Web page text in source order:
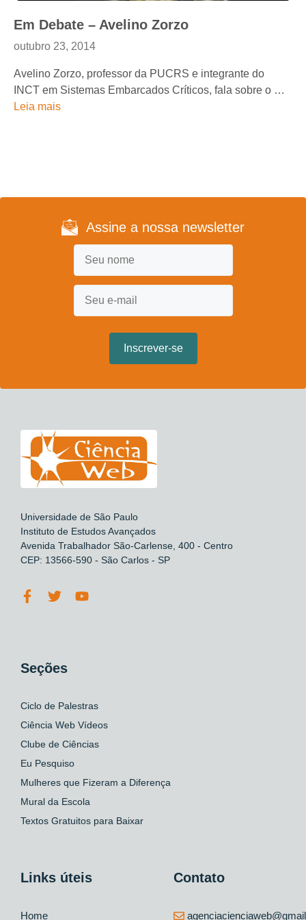
Em Debate – Avelino Zorzo
outubro 23, 2014
Avelino Zorzo, professor da PUCRS e integrante do
INCT em Sistemas Embarcados Críticos, fala sobre o …
Leia mais
Assine a nossa newsletter
Universidade de São Paulo
Instituto de Estudos Avançados
Avenida Trabalhador São-Carlense, 400 - Centro
CEP: 13566-590 - São Carlos - SP
Seções
Ciclo de Palestras
Ciência Web Vídeos
Clube de Ciências
Eu Pesquiso
Mulheres que Fizeram a Diferença
Mural da Escola
Textos Gratuitos para Baixar
Links úteis
Home
Contato